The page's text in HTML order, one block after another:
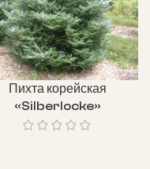
Пихта корейская
«Silberlocke»